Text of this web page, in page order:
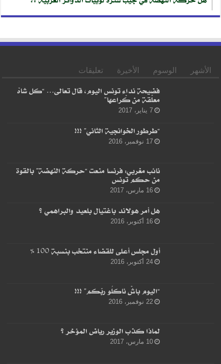
الأشهر الوسوم الأخيرة تعليقات
فضيحة نداء تونس اليوم، قال تعالى… “كل شاهْ
معلّقة من كْراعها”
7 يناير، 2017
“طرطور الخوانجية الثاني” !!!
17 نوفمبر، 2016
نائب مغربي: فرنسا منعت “حركة النهضة” بالقوة
من حكم تونس
16 مارس، 2017
هل أمر هولاند باغتيال بلعيد والبراهمي ؟
16 أكتوبر، 2016
أول مجلس أعلى للقضاء منتخب بنسبة 100 %
24 أكتوبر، 2016
“اليوم باشْ ناكلُو ربّكم” !!!
22 نوفمبر، 2016
لماذا كذب الوزير رياض المؤخر ؟
10 مارس، 2017